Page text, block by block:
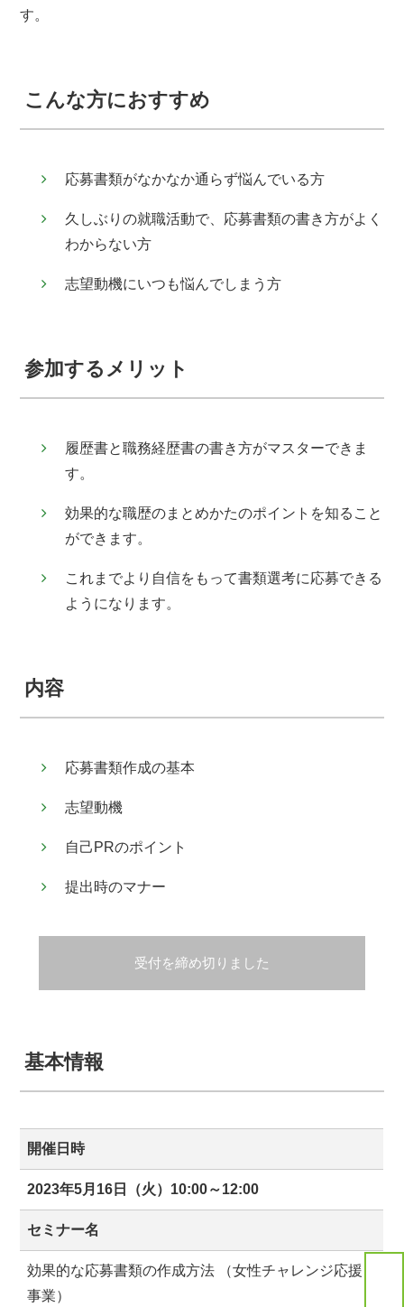
す。
こんな方におすすめ
応募書類がなかなか通らず悩んでいる方
久しぶりの就職活動で、応募書類の書き方がよく
わからない方
志望動機にいつも悩んでしまう方
参加するメリット
履歴書と職務経歴書の書き方がマスターできま
す。
効果的な職歴のまとめかたのポイントを知ること
ができます。
これまでより自信をもって書類選考に応募できる
ようになります。
内容
応募書類作成の基本
志望動機
自己PRのポイント
提出時のマナー
受付を締め切りました
基本情報
開催日時
2023年5月16日（火）10:00～12:00
セミナー名
効果的な応募書類の作成方法 （女性チャレンジ応援
事業）